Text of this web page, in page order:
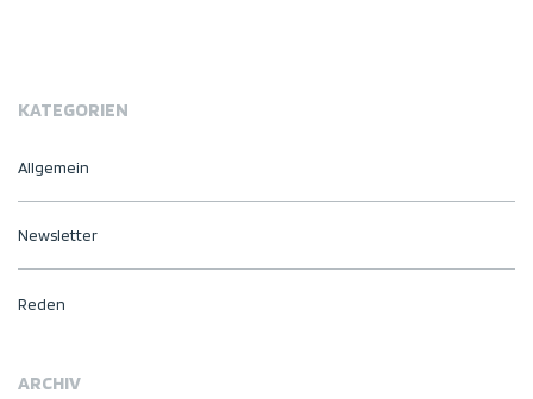
KATEGORIEN
Allgemein
Newsletter
Reden
ARCHIV